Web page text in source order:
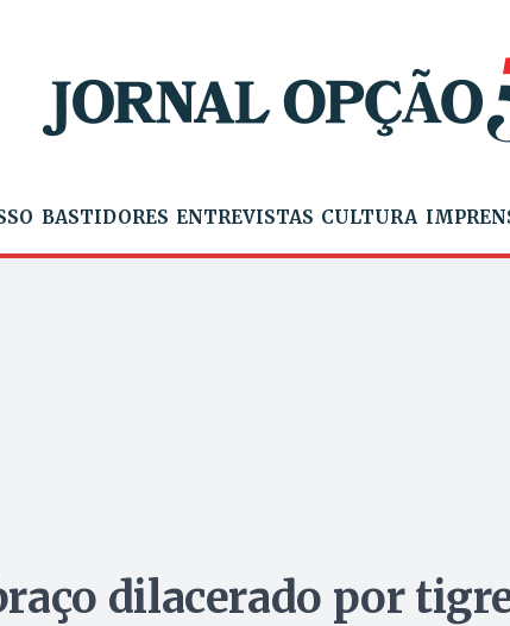
BASTIDORES ENTREVISTAS CULTURA
dilacerado por